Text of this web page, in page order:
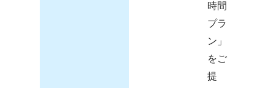
時間
プラ
ン」
をご
提